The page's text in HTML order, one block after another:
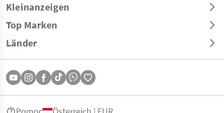
Kleinanzeigen
Top Marken
Länder